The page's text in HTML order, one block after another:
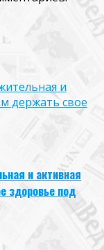
и
держать свое
и активная
здоровье под